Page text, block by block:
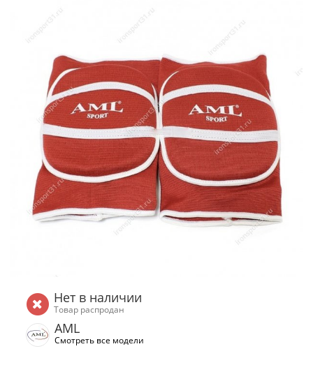
Нет в наличии
Товар распродан
AML
Смотреть все модели